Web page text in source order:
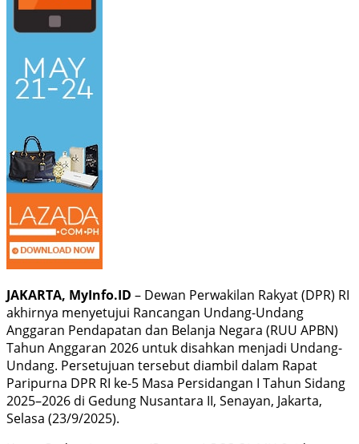
JAKARTA, MyInfo.ID – Dewan Perwakilan Rakyat (DPR) RI
akhirnya menyetujui Rancangan Undang-Undang
Anggaran Pendapatan dan Belanja Negara (RUU APBN)
Tahun Anggaran 2026 untuk disahkan menjadi Undang-
Undang. Persetujuan tersebut diambil dalam Rapat
Paripurna DPR RI ke-5 Masa Persidangan I Tahun Sidang
2025–2026 di Gedung Nusantara II, Senayan, Jakarta,
Selasa (23/9/2025).